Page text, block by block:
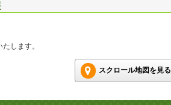
します。
スクロール地図を見る